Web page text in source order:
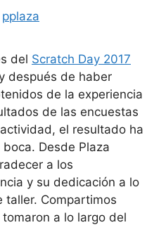
pplaza
del Scratch Day 2017
después de haber
de la experiencia
de las encuestas
el resultado ha
Desde Plaza
a los
y su dedicación a lo
taller. Compartimos
a lo largo del